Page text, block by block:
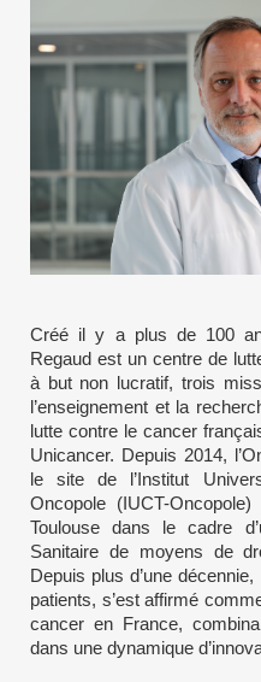
Créé il y a plus de 100
Regaud est un centre de
à but non lucratif, trois
l’enseignement et la
lutte contre le cancer
Unicancer. Depuis 2014,
le site de l’Institut
Oncopole (IUCT-
Toulouse dans le cadre
Sanitaire de moyens de
Depuis plus d’une
patients, s’est affirmé
cancer en France,
dans une dynamique